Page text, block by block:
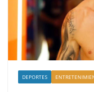
DEPORTES